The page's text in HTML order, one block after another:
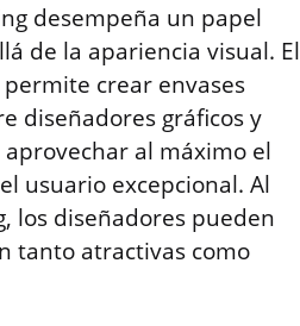
desempeña un papel
de la apariencia visual. El
crear envases
diseñadores gráficos y
al máximo el
usuario excepcional. Al
los diseñadores pueden
tanto atractivas como